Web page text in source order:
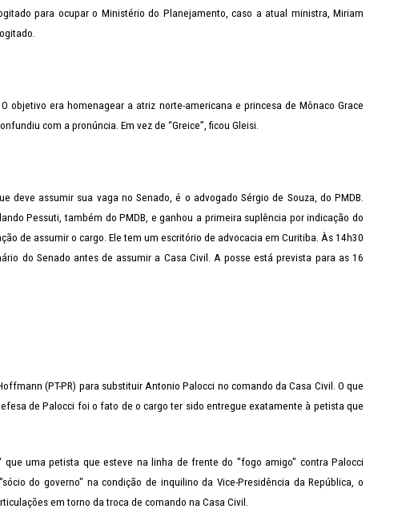
para ocupar o Ministério do Planejamento, caso a atual ministra, Miriam
objetivo era homenagear a atriz norte-americana e princesa de Mônaco Grace
com a pronúncia. Em vez de “Greice”, ficou Gleisi.
deve assumir sua vaga no Senado, é o advogado Sérgio de Souza, do PMDB.
Pessuti, também do PMDB, e ganhou a primeira suplência por indicação do
de assumir o cargo. Ele tem um escritório de advocacia em Curitiba. Às 14h30
do Senado antes de assumir a Casa Civil. A posse está prevista para as 16
(PT-PR) para substituir Antonio Palocci no comando da Casa Civil. O que
de Palocci foi o fato de o cargo ter sido entregue exatamente à petista que
que uma petista que esteve na linha de frente do "fogo amigo" contra Palocci
do governo" na condição de inquilino da Vice-Presidência da República, o
em torno da troca de comando na Casa Civil.